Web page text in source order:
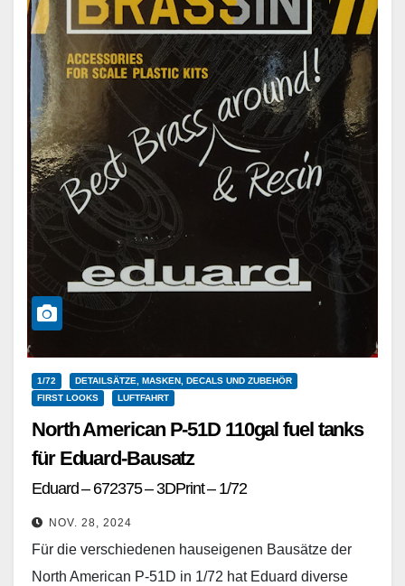
1/72
DETAILSÄTZE, MASKEN, DECALS UND ZUBEHÖR
FIRST LOOKS
LUFTFAHRT
North American P-51D 110gal fuel tanks
für Eduard-Bausatz
Eduard – 672375 – 3DPrint – 1/72
NOV. 28, 2024
Für die verschiedenen hauseigenen Bausätze der
North American P-51D in 1/72 hat Eduard diverse